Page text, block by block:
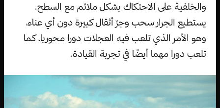
والخلفية على الاحتكاك بشكل ملائم مع السطح.
يستطيع الجرار سحب وجرّ أثقال كبيرة دون أي عناء،
وهو الأمر الذي تلعب فيه العجلات دورا محوريا، كما
تلعب دورا مهما أيضًا في تجربة القيادة.